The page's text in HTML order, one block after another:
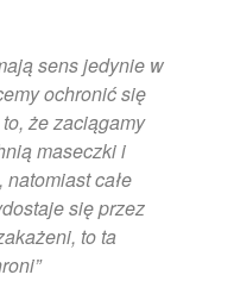
sens jedynie w
ochronić się
że zaciągamy
maseczki i
całe
się przez
to ta